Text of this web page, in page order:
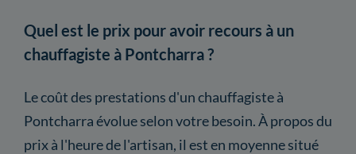
Quel est le prix pour avoir recours à un
chauffagiste à Pontcharra ?
Le coût des prestations d'un chauffagiste à
Pontcharra évolue selon votre besoin. À propos du
prix à l'heure de l'artisan, il est en moyenne situé